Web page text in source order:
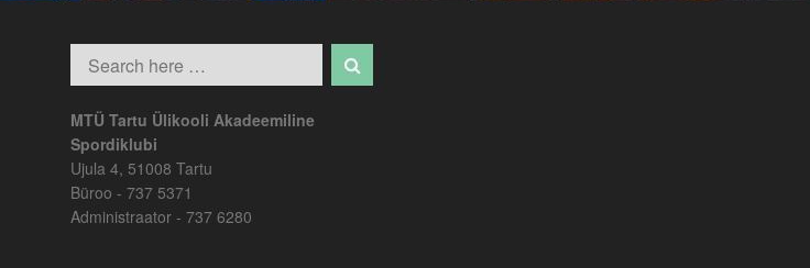
MTÜ Tartu Ülikooli Akadeemiline
Spordiklubi
Ujula 4, 51008 Tartu
Büroo - 737 5371
Administraator - 737 6280